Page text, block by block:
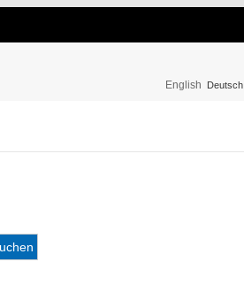
English Deutsch